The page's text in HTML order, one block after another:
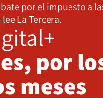
por el impuesto a
La Tercera.
por
meses